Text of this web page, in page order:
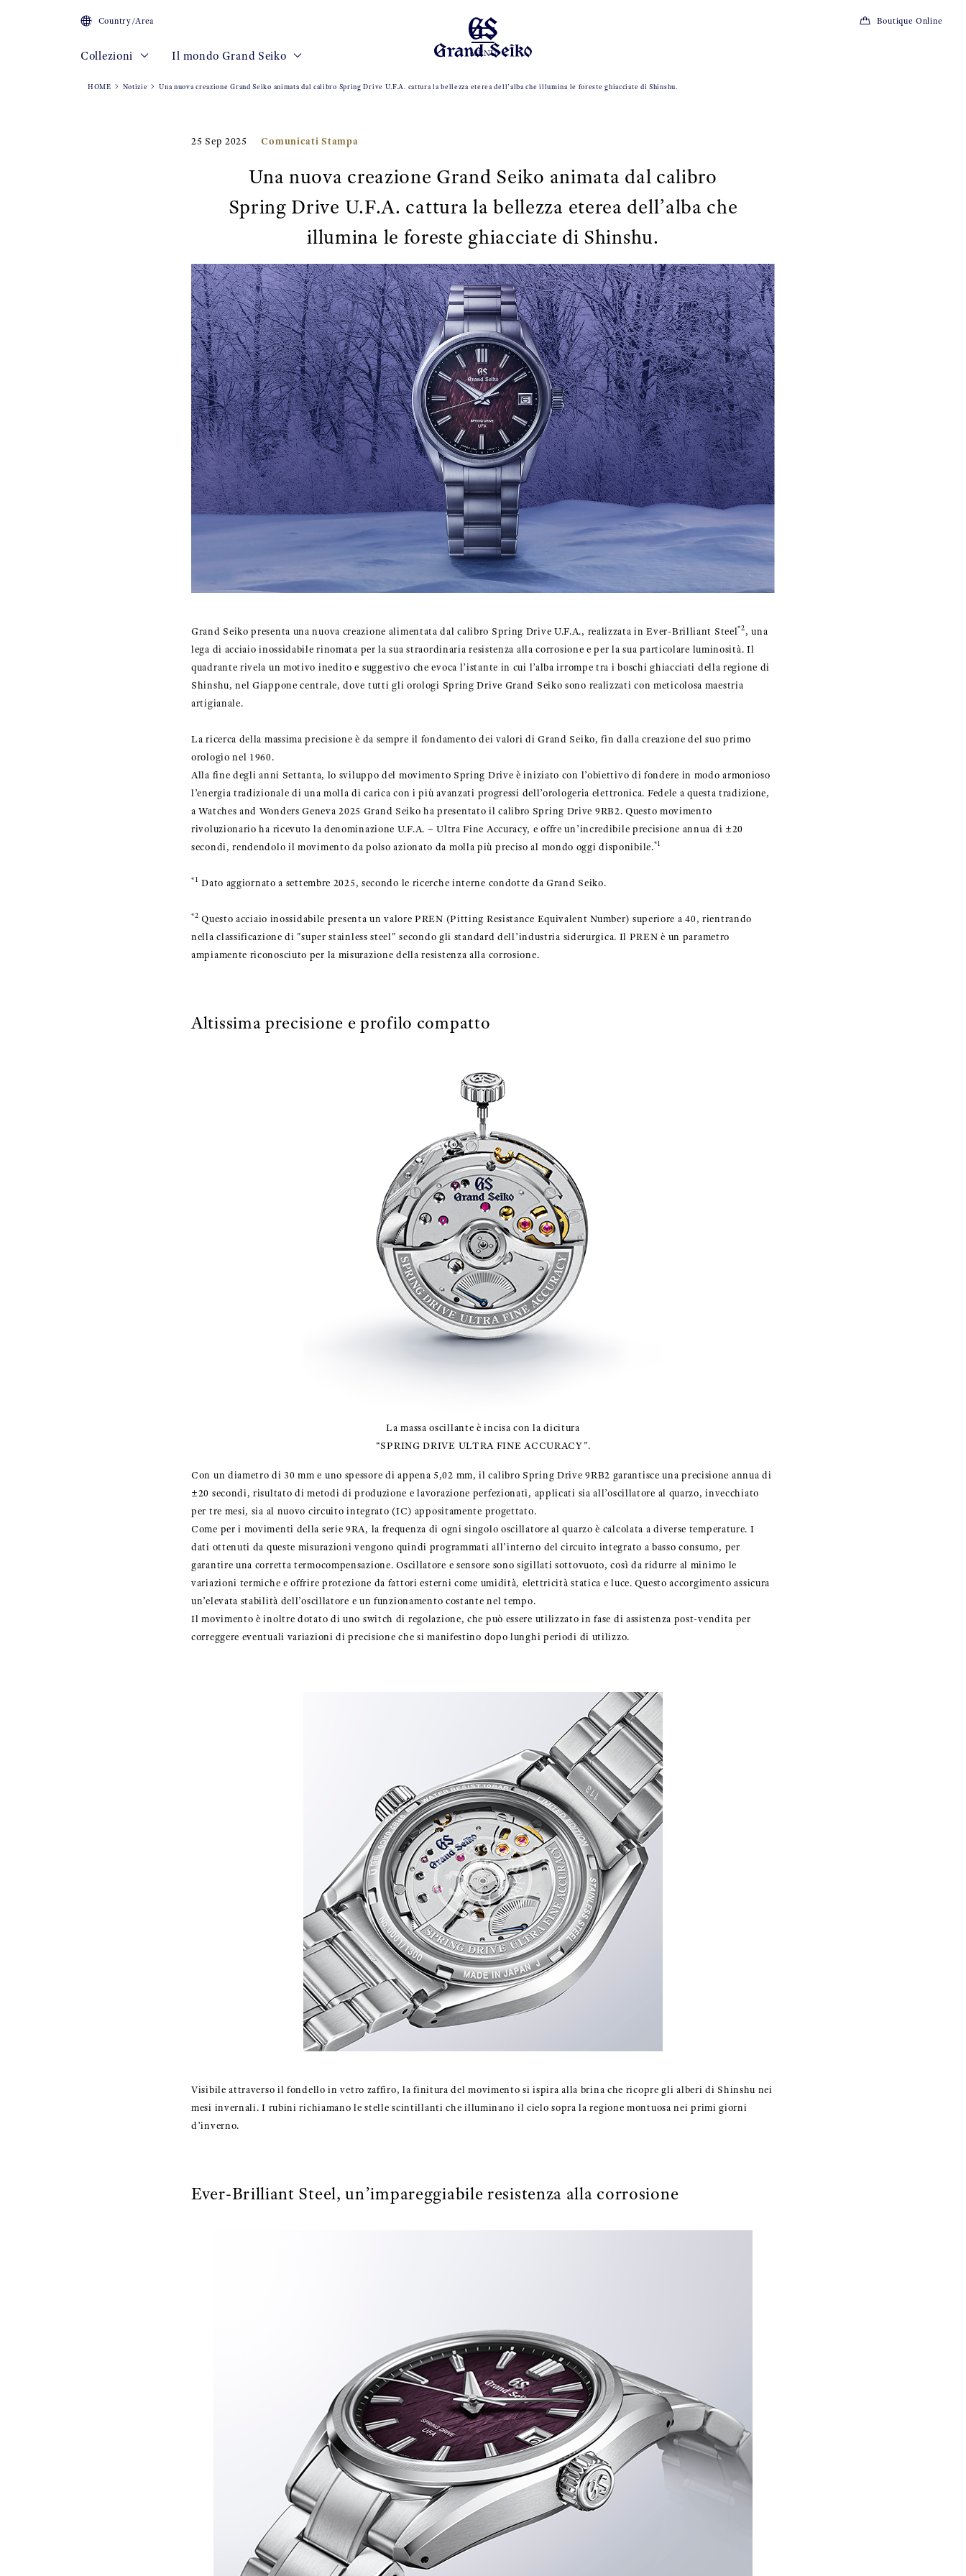
MENU
Country/Area
Collezioni Il mondo Grand Seiko
Boutique Online
HOME Notizie Una nuova creazione Grand Seiko animata dal calibro Spring Drive U.F.A. cattura la bellezza eterea dell’alba che illumina le foreste ghiacciate di Shinshu.
25 Sep 2025 Comunicati Stampa
Una nuova creazione Grand Seiko animata dal calibro
Spring Drive U.F.A. cattura la bellezza eterea dell’alba che
illumina le foreste ghiacciate di Shinshu.
Grand Seiko presenta una nuova creazione alimentata dal calibro Spring Drive U.F.A., realizzata in Ever-Brilliant Steel*2, una
lega di acciaio inossidabile rinomata per la sua straordinaria resistenza alla corrosione e per la sua particolare luminosità. Il
quadrante rivela un motivo inedito e suggestivo che evoca l’istante in cui l’alba irrompe tra i boschi ghiacciati della regione di
Shinshu, nel Giappone centrale, dove tutti gli orologi Spring Drive Grand Seiko sono realizzati con meticolosa maestria
artigianale.
La ricerca della massima precisione è da sempre il fondamento dei valori di Grand Seiko, fin dalla creazione del suo primo
orologio nel 1960.
Alla fine degli anni Settanta, lo sviluppo del movimento Spring Drive è iniziato con l’obiettivo di fondere in modo armonioso
l’energia tradizionale di una molla di carica con i più avanzati progressi dell’orologeria elettronica. Fedele a questa tradizione,
a Watches and Wonders Geneva 2025 Grand Seiko ha presentato il calibro Spring Drive 9RB2. Questo movimento
rivoluzionario ha ricevuto la denominazione U.F.A. – Ultra Fine Accuracy, e offre un’incredibile precisione annua di ±20
secondi, rendendolo il movimento da polso azionato da molla più preciso al mondo oggi disponibile.*1
*1 Dato aggiornato a settembre 2025, secondo le ricerche interne condotte da Grand Seiko.
*2 Questo acciaio inossidabile presenta un valore PREN (Pitting Resistance Equivalent Number) superiore a 40, rientrando
nella classificazione di "super stainless steel" secondo gli standard dell’industria siderurgica. Il PREN è un parametro
ampiamente riconosciuto per la misurazione della resistenza alla corrosione.
Altissima precisione e profilo compatto
La massa oscillante è incisa con la dicitura
“SPRING DRIVE ULTRA FINE ACCURACY”.
Con un diametro di 30 mm e uno spessore di appena 5,02 mm, il calibro Spring Drive 9RB2 garantisce una precisione annua di
±20 secondi, risultato di metodi di produzione e lavorazione perfezionati, applicati sia all’oscillatore al quarzo, invecchiato
per tre mesi, sia al nuovo circuito integrato (IC) appositamente progettato.
Come per i movimenti della serie 9RA, la frequenza di ogni singolo oscillatore al quarzo è calcolata a diverse temperature. I
dati ottenuti da queste misurazioni vengono quindi programmati all’interno del circuito integrato a basso consumo, per
garantire una corretta termocompensazione. Oscillatore e sensore sono sigillati sottovuoto, così da ridurre al minimo le
variazioni termiche e offrire protezione da fattori esterni come umidità, elettricità statica e luce. Questo accorgimento assicura
un’elevata stabilità dell’oscillatore e un funzionamento costante nel tempo.
Il movimento è inoltre dotato di uno switch di regolazione, che può essere utilizzato in fase di assistenza post-vendita per
correggere eventuali variazioni di precisione che si manifestino dopo lunghi periodi di utilizzo.
Visibile attraverso il fondello in vetro zaffiro, la finitura del movimento si ispira alla brina che ricopre gli alberi di Shinshu nei
mesi invernali. I rubini richiamano le stelle scintillanti che illuminano il cielo sopra la regione montuosa nei primi giorni
d’inverno.
Ever-Brilliant Steel, un’impareggiabile resistenza alla corrosione